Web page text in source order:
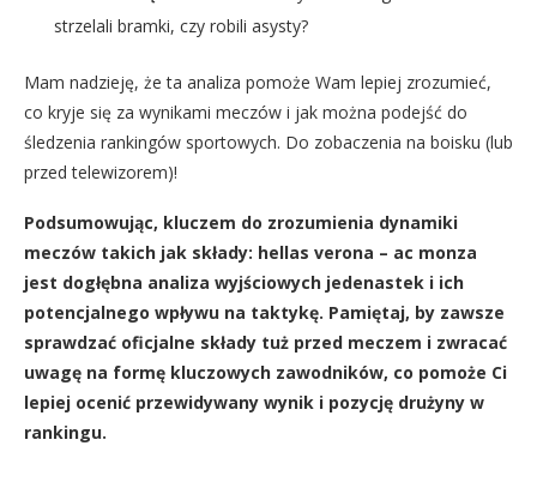
strzelali bramki, czy robili asysty?
Mam nadzieję, że ta analiza pomoże Wam lepiej zrozumieć,
co kryje się za wynikami meczów i jak można podejść do
śledzenia rankingów sportowych. Do zobaczenia na boisku (lub
przed telewizorem)!
Podsumowując, kluczem do zrozumienia dynamiki
meczów takich jak składy: hellas verona – ac monza
jest dogłębna analiza wyjściowych jedenastek i ich
potencjalnego wpływu na taktykę. Pamiętaj, by zawsze
sprawdzać oficjalne składy tuż przed meczem i zwracać
uwagę na formę kluczowych zawodników, co pomoże Ci
lepiej ocenić przewidywany wynik i pozycję drużyny w
rankingu.